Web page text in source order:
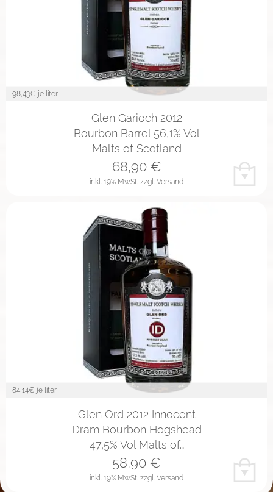
98,43€ je liter
Glen Garioch 2012
Bourbon Barrel 56,1% Vol
Malts of Scotland
inkl. 19% MwSt. zzgl. Versand
68,90€
84,14€ je liter
Glen Ord 2012 Innocent
Dram Bourbon Hogshead
47,5% Vol Malts of…
inkl. 19% MwSt. zzgl. Versand
58,90 €